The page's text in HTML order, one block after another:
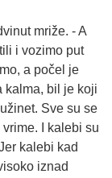
mriže. - A
i vozimo put
a počel je
kalma, bil je koji
Sve su se
I kalebi su
kalebi kad
iznad